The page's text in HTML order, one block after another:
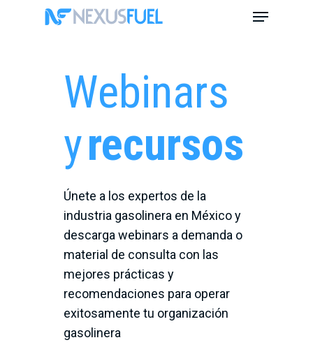
Menu
Webinars
yrecursos
Únete a los expertos de la
industria gasolinera en México y
descarga webinars a demanda o
material de consulta con las
mejores prácticas y
recomendaciones para operar
exitosamente tu organización
gasolinera